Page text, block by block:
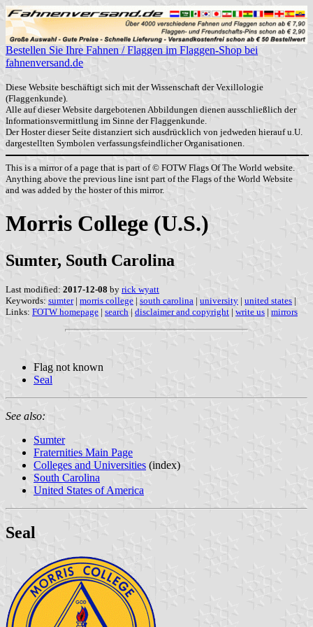
Bestellen Sie Ihre Fahnen / Flaggen im Flaggen-Shop bei
fahnenversand.de
Diese Website beschäftigt sich mit der Wissenschaft der Vexillologie
(Flaggenkunde).
Alle auf dieser Website dargebotenen Abbildungen dienen ausschließlich der
Informationsvermittlung im Sinne der Flaggenkunde.
Der Hoster dieser Seite distanziert sich ausdrücklich von jedweden hierauf u.U.
dargestellten Symbolen verfassungsfeindlicher Organisationen.
This is a mirror of a page that is part of © FOTW Flags Of The World website.
Anything above the previous line isnt part of the Flags of the World Website
and was added by the hoster of this mirror.
Morris College (U.S.)
Sumter, South Carolina
Last modified: 2017-12-08 by rick wyatt
Keywords: sumter| morris college | south carolina | university | united states |
Links: FOTW homepage | search | disclaimer and copyright | write us | mirrors
Flag not known
Seal
See also:
Sumter
Fraternities Main Page
Colleges and Universities (index)
South Carolina
United States of America
Seal